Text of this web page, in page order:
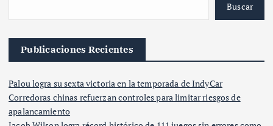
Buscar
Publicaciones Recientes
Palou logra su sexta victoria en la temporada de IndyCar
Corredoras chinas refuerzan controles para limitar riesgos de
apalancamiento